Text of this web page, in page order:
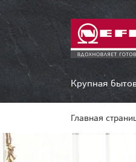
Крупная
Главная